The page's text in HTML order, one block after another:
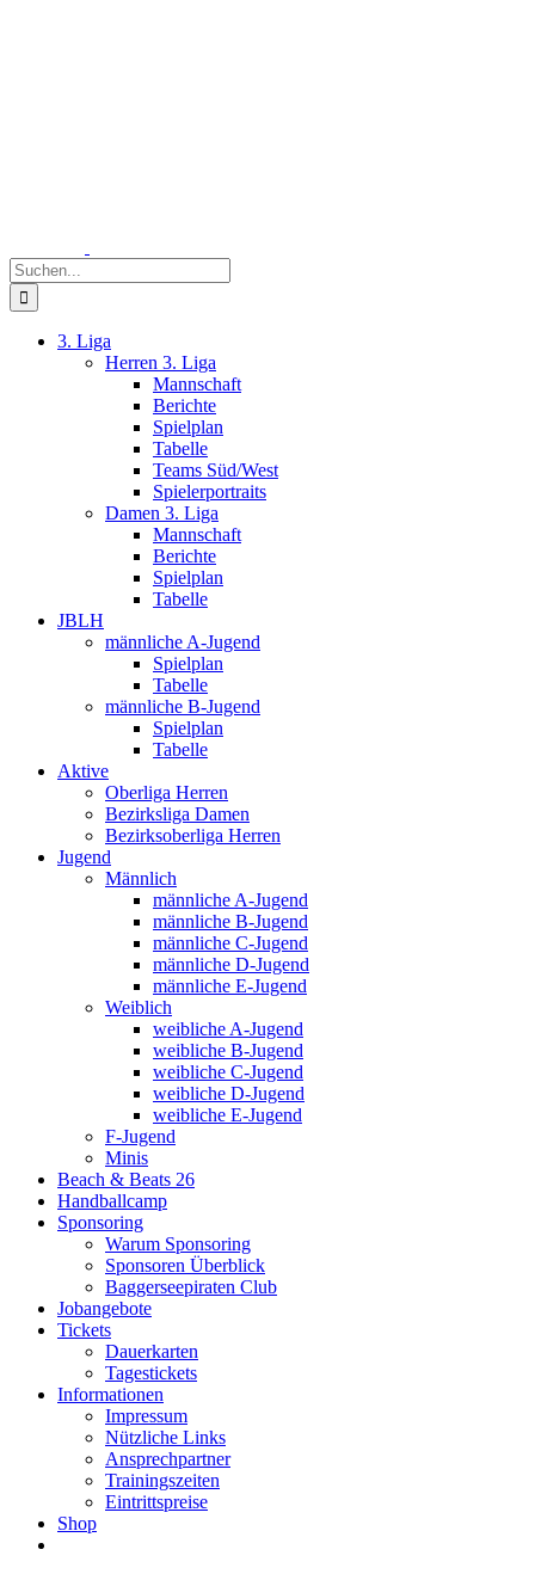
Suche
nach:
3. Liga
Herren 3. Liga
Mannschaft
Berichte
Spielplan
Tabelle
Teams Süd/West
Spielerportraits
Damen 3. Liga
Mannschaft
Berichte
Spielplan
Tabelle
JBLH
männliche A-Jugend
Spielplan
Tabelle
männliche B-Jugend
Spielplan
Tabelle
Aktive
Oberliga Herren
Bezirksliga Damen
Bezirksoberliga Herren
Jugend
Männlich
männliche A-Jugend
männliche B-Jugend
männliche C-Jugend
männliche D-Jugend
männliche E-Jugend
Weiblich
weibliche A-Jugend
weibliche B-Jugend
weibliche C-Jugend
weibliche D-Jugend
weibliche E-Jugend
F-Jugend
Minis
Beach & Beats 26
Handballcamp
Sponsoring
Warum Sponsoring
Sponsoren Überblick
Baggerseepiraten Club
Jobangebote
Tickets
Dauerkarten
Tagestickets
Informationen
Impressum
Nützliche Links
Ansprechpartner
Trainingszeiten
Eintrittspreise
Shop